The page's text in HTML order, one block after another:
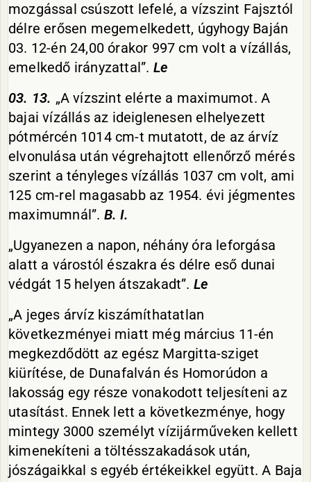
mozgással csúszott lefelé, a vízszint Fajsztól
délre erősen megemelkedett, úgyhogy Baján
03. 12-én 24,00 órakor 997 cm volt a vízállás,
emelkedő irányzattal”. Le
03. 13. „A vízszint elérte a maximumot. A
bajai vízállás az ideiglenesen elhelyezett
pótmércén 1014 cm-t mutatott, de az árvíz
elvonulása után végrehajtott ellenőrző mérés
szerint a tényleges vízállás 1037 cm volt, ami
125 cm-rel magasabb az 1954. évi jégmentes
maximumnál”. B. I.
„Ugyanezen a napon, néhány óra leforgása
alatt a várostól északra és délre eső dunai
védgát 15 helyen átszakadt”. Le
„A jeges árvíz kiszámíthatatlan
következményei miatt még március 11-én
megkezdődött az egész Margitta-sziget
kiürítése, de Dunafalván és Homorúdon a
lakosság egy része vonakodott teljesíteni az
utasítást. Ennek lett a következménye, hogy
mintegy 3000 személyt vízijárműveken kellett
kimenekíteni a töltésszakadások után,
jószágaikkal s egyéb értékeikkel együtt. A Baja